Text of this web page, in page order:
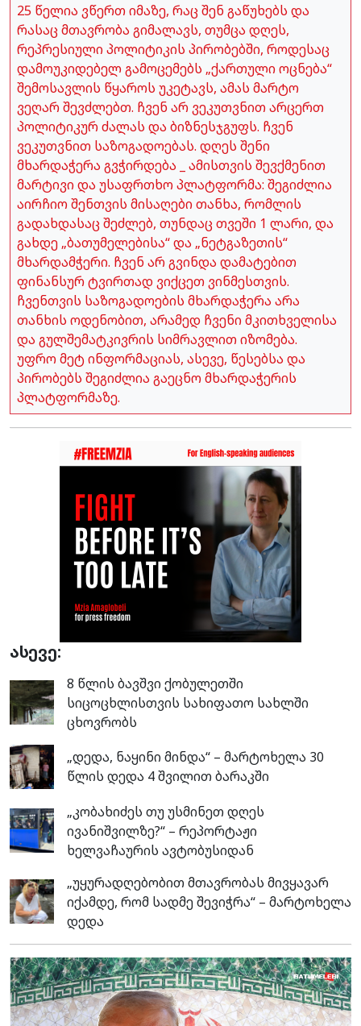
25 წელია ვწერთ იმაზე, რაც შენ გაწუხებს და
რასაც მთავრობა გიმალავს, თუმცა დღეს,
რეპრესიული პოლიტიკის პირობებში, როდესაც
დამოუკიდებელ გამოცემებს „ქართული ოცნება“
შემოსავლის წყაროს უკეტავს, ამას მარტო
ვეღარ შევძლებთ. ჩვენ არ ვეკუთვნით არცერთ
პოლიტიკურ ძალას და ბიზნესჯგუფს. ჩვენ
ვეკუთვნით საზოგადოებას. დღეს შენი
მხარდაჭერა გვჭირდება _ ამისთვის შევქმენით
მარტივი და უსაფრთხო პლატფორმა: შეგიძლია
აირჩიო შენთვის მისაღები თანხა, რომლის
გადახდასაც შეძლებ, თუნდაც თვეში 1 ლარი, და
გახდე „ბათუმელებისა“ და „ნეტგაზეთის“
მხარდამჭერი. ჩვენ არ გვინდა დამატებით
ფინანსურ ტვირთად ვიქცეთ ვინმესთვის.
ჩვენთვის საზოგადოების მხარდაჭერა არა
თანხის ოდენობით, არამედ ჩვენი მკითხველისა
და გულშემატკივრის სიმრავლით იზომება.
უფრო მეტ ინფორმაციას, ასევე, წესებსა და
პირობებს შეგიძლია გაეცნო მხარდაჭერის
პლატფორმაზე.
ასევე:
8 წლის ბავშვი ქობულეთში
სიცოცხლისთვის სახიფათო სახლში
ცხოვრობს
„დედა, ნაყინი მინდა“ – მარტოხელა 30
წლის დედა 4 შვილით ბარაკში
„კობახიძეს თუ უსმინეთ დღეს
ივანიშვილზე?“ – რეპორტაჟი
ხელვაჩაურის ავტობუსიდან
„უყურადღებობით მთავრობას მივყავარ
იქამდე, რომ სადმე შევიჭრა“ – მარტოხელა
დედა